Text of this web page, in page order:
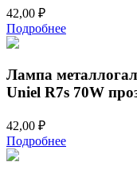
42,00 ₽
Подробнее
Лампа
Uniel R7s 70W
42,00 ₽
Подробнее